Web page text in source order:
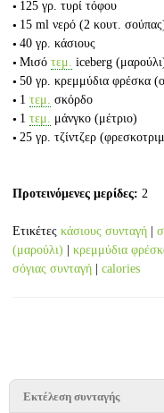
125 γρ. τυρί τόφου
15 ml νερό (2 κουτ.
40 γρ. κάσιους
Μισό τεμ. iceberg
50 γρ. κρεμμύδια φρέσκα
1 τεμ. σκόρδο
1 τεμ. μάνγκο (μέτριο)
25 γρ. τζίντζερ
Προτεινόμενες μερίδες: 2
Ετικέτες κάσιους συνταγή
(μαρούλι)
κρεμμύδια
σόγιας συνταγή
calories
Εκτέλεση συνταγής